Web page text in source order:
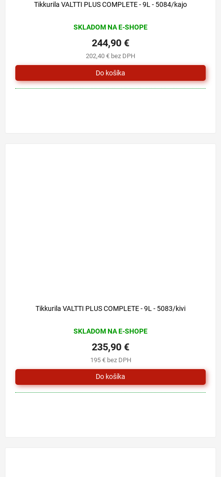
Tikkurila VALTTI PLUS COMPLETE - 9L - 5084/kajo
SKLADOM NA E-SHOPE
202,40 € bez DPH
244,90 €
Tikkurila VALTTI PLUS COMPLETE - 9L - 5083/kivi
SKLADOM NA E-SHOPE
195 € bez DPH
235,90 €